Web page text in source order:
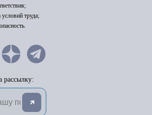
условий труда;
рассылку: